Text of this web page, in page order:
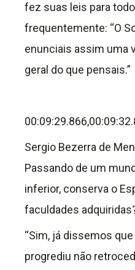
fez suas leis para
frequentemente: “O
enunciais assim uma
geral do que pensais.”
Sergio Bezerra de
Passando de um
inferior, conserva o
faculdades
“Sim, já dissemos
progrediu não